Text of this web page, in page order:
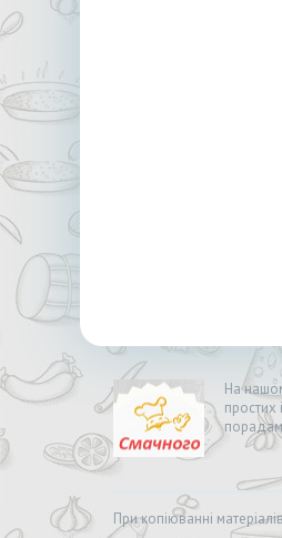
На
простих
При копіюванні